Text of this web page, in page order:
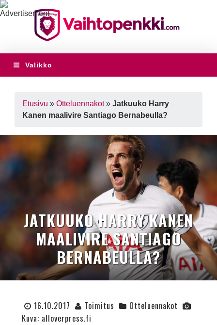
Valikko
Etusivu » Otteluennakot» Jatkuuko Harry
Kanen maalivire Santiago Bernabeulla?
JATKUUKO HARRY KANEN
MAALIVIRE SANTIAGO
BERNABEULLA?
16.10.2017 Toimitus
Otteluennakot
Kuva: alloverpress.fi